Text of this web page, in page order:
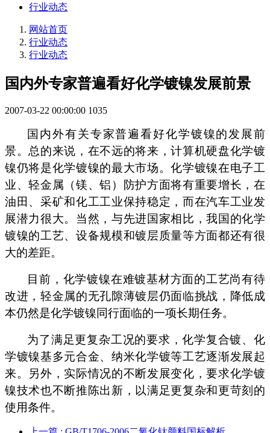
行业动态
网站首页
行业动态
行业动态
国内外专家普遍看好化学镀镍发展前景
2007-03-22 00:00:00 1035
国内外有关专家普遍看好化学镀镍的发展前
景。总的来说，在不远的将来，计算机硬盘化学镀
镍仍将是化学镀镍的最大市场。化学镀镍在电子工
业、轻金属（镁、铝）防护方面将有重要增长，在
油田、采矿和化工工业保持稳定，而在汽车工业发
展潜力很大。当然，与先进国家相比，我国的化学
镀镍的工艺、设备规模和镀层质量等方面都还有很
大的差距。
目前，化学镀镍在难镀基材方面的工艺尚有待
改进，轻金属的无孔隙薄镀层仍面临挑战，降低成
本仍然是化学镀镍同行面临的一项长期任务。
为了满足更复杂工况的要求，化学复合镀、化
学镀镍基多元合金、纳米化学镀等工艺逐渐发展起
来。另外，实际情况的不断发展变化，要求化学镀
镍技术也不断推陈出新，以满足更复杂和更苛刻的
使用条件。